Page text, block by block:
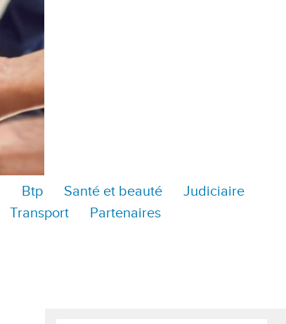
Btp Santé et beauté
Judiciaire
Transport Partenaires